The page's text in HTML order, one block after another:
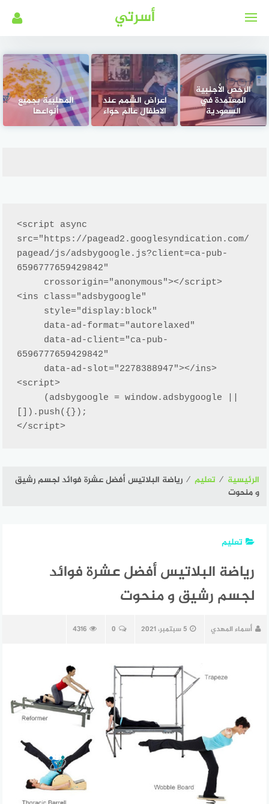
أسرتي
الرخص الأجنبية
المعتمدة في
السعودية
اعراض الشمم عند
الاطفال عالم حواء
المهلبية بجميع
أنواعها
<script async
src="https://pagead2.googlesyndication.com/
pagead/js/adsbygoogle.js?client=ca-pub-
6596777659429842"
<ins class="adsbygoogle"
6596777659429842"
<script>
[]).push({});
</script>
الرئيسية ⁄ تعليم ⁄ رياضة البلاتيس أفضل عشرة فوائد لجسم رشيق
و منحوت
تعليم
رياضة البلاتيس أفضل عشرة فوائد
لجسم رشيق و منحوت
أسماء المهدي 5 سبتمبر، 2021 0
4316